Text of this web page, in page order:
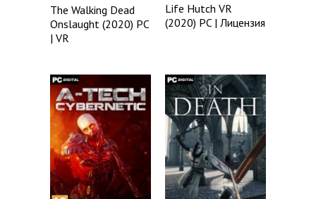
The Walking Dead
Onslaught (2020) PC
| VR
Life Hutch VR
(2020) PC | Лицензия